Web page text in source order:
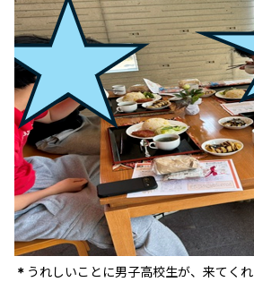
＊ うれしいことに男子高校生が、来てく